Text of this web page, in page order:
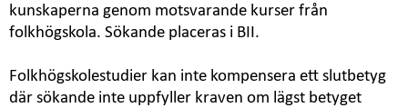
kunskaperna genom motsvarande kurser från
folkhögskola. Sökande placeras i BII.
Folkhögskolestudier kan inte kompensera ett slutbetyg
där sökande inte uppfyller kraven om lägst betyget